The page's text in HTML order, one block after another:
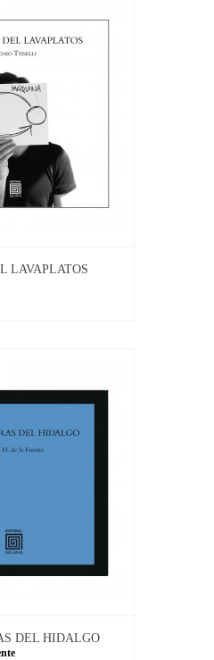
LAVAPLATOS
DEL HIDALGO